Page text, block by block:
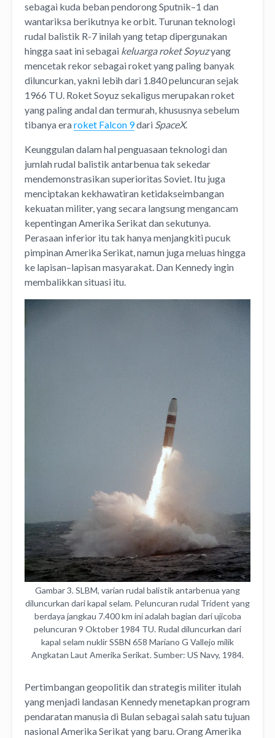
sebagai kuda beban pendorong Sputnik–1 dan
wantariksa berikutnya ke orbit. Turunan teknologi
rudal balistik R-7 inilah yang tetap dipergunakan
hingga saat ini sebagai keluarga roket Soyuzyang
mencetak rekor sebagai roket yang paling banyak
diluncurkan, yakni lebih dari 1.840 peluncuran sejak
1966 TU. Roket Soyuz sekaligus merupakan roket
yang paling andal dan termurah, khususnya sebelum
tibanya eraroket Falcon 9dari SpaceX.
Keunggulan dalam hal penguasaan teknologi dan
jumlah rudal balistik antarbenua tak sekedar
mendemonstrasikan superioritas Soviet. Itu juga
menciptakan kekhawatiran ketidakseimbangan
kekuatan militer, yang secara langsung mengancam
kepentingan Amerika Serikat dan sekutunya.
Perasaan inferior itu tak hanya menjangkiti pucuk
pimpinan Amerika Serikat, namun juga meluas hingga
ke lapisan–lapisan masyarakat. Dan Kennedy ingin
membalikkan situasi itu.
Gambar 3. SLBM, varian rudal balistik antarbenua yang
diluncurkan dari kapal selam. Peluncuran rudal Trident yang
berdaya jangkau 7.400 km ini adalah bagian dari ujicoba
peluncuran 9 Oktober 1984 TU. Rudal diluncurkan dari
kapal selam nuklir SSBN 658 Mariano G Vallejo milik
Angkatan Laut Amerika Serikat. Sumber: US Navy, 1984.
Pertimbangan geopolitik dan strategis militer itulah
yang menjadi landasan Kennedy menetapkan program
pendaratan manusia di Bulan sebagai salah satu tujuan
nasional Amerika Serikat yang baru. Orang Amerika